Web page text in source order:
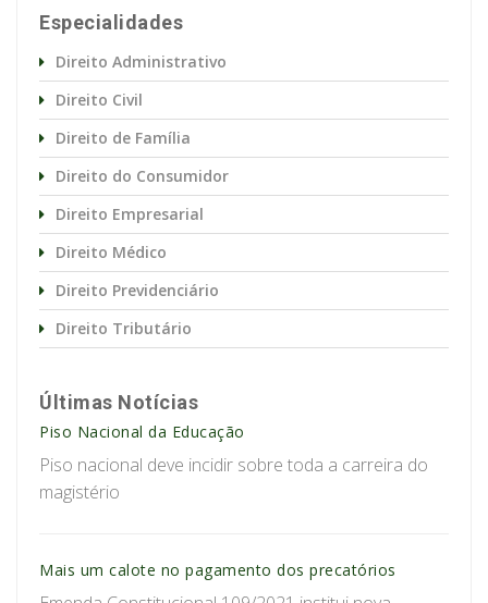
Especialidades
Direito Administrativo
Direito Civil
Direito de Família
Direito do Consumidor
Direito Empresarial
Direito Médico
Direito Previdenciário
Direito Tributário
Últimas Notícias
Piso Nacional da Educação
Piso nacional deve incidir sobre toda a carreira do
magistério
Mais um calote no pagamento dos precatórios